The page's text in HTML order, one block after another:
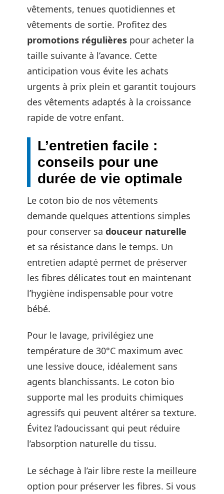
vêtements, tenues quotidiennes et
vêtements de sortie. Profitez des
promotions régulières pour acheter la
taille suivante à l’avance. Cette
anticipation vous évite les achats
urgents à prix plein et garantit toujours
des vêtements adaptés à la croissance
rapide de votre enfant.
L’entretien facile :
conseils pour une
durée de vie optimale
Le coton bio de nos vêtements
demande quelques attentions simples
pour conserver sa douceur naturelle
et sa résistance dans le temps. Un
entretien adapté permet de préserver
les fibres délicates tout en maintenant
l’hygiène indispensable pour votre
bébé.
Pour le lavage, privilégiez une
température de 30°C maximum avec
une lessive douce, idéalement sans
agents blanchissants. Le coton bio
supporte mal les produits chimiques
agressifs qui peuvent altérer sa texture.
Évitez l’adoucissant qui peut réduire
l’absorption naturelle du tissu.
Le séchage à l’air libre reste la meilleure
option pour préserver les fibres. Si vous